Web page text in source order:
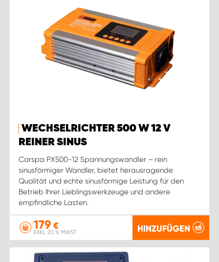
WECHSELRICHTER 500 W 12 V
REINER SINUS
Carspa PX500-12 Spannungswandler – rein
sinusförmiger Wandler, bietet herausragende
Qualität und echte sinusförmige Leistung für den
Betrieb Ihrer Lieblingswerkzeuge und andere
empfindliche Lasten.
179 €
EXKL. 20 % MWST. HINZUFÜGEN